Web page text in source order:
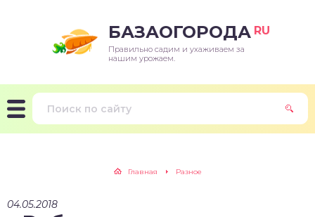
БАЗАОГОРОДА RU
Правильно садим и ухаживаем за
нашим урожаем.
Главная Разное
04.05.2018